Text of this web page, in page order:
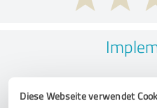
Diese Webseite verwendet